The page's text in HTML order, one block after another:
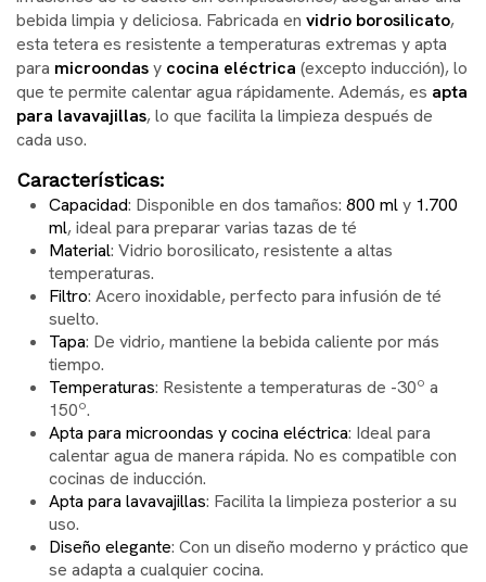
bebida limpia y deliciosa. Fabricada en vidrio borosilicato,
esta tetera es resistente a temperaturas extremas y apta
para microondasy cocina eléctrica (excepto inducción), lo
que te permite calentar agua rápidamente. Además, es apta
para lavavajillas, lo que facilita la limpieza después de
cada uso.
Características:
Capacidad: Disponible en dos tamaños: 800 mly 1.700
ml, ideal para preparar varias tazas de té
Material: Vidrio borosilicato, resistente a altas
temperaturas.
Filtro: Acero inoxidable, perfecto para infusión de té
suelto.
Tapa: De vidrio, mantiene la bebida caliente por más
tiempo.
Temperaturas: Resistente a temperaturas de -30º a
150º.
Apta para microondas y cocina eléctrica: Ideal para
calentar agua de manera rápida. No es compatible con
cocinas de inducción.
Apta para lavavajillas: Facilita la limpieza posterior a su
uso.
Diseño elegante: Con un diseño moderno y práctico que
se adapta a cualquier cocina.